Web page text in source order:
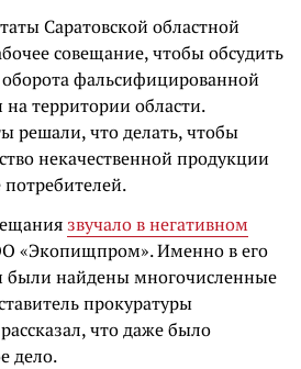
Саратовской областной
совещание, чтобы обсудить
фальсифицированной
территории области.
решали, что делать, чтобы
некачественной продукции
потребителей.
звучало в негативном
«Экопищпром». Именно в его
найдены многочисленные
прокуратуры
что даже было
дело.